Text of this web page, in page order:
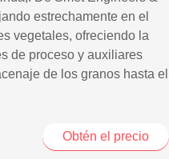
estrechamente en el
vegetales, ofreciendo la
de proceso y auxiliares
de los granos hasta el
Obtén el precio